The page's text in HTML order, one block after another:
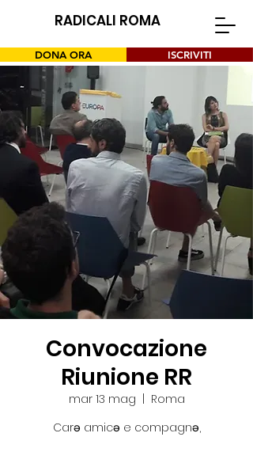
RADICALI ROMA
DONA ORA ISCRIVITI
Convocazione
Riunione RR
mar 13 mag
Roma
Carə amicə e compagnə,